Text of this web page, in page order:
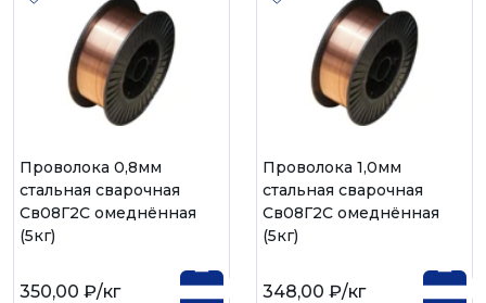
Проволока 0,8мм
стальная сварочная
Св08Г2С омеднённая
(5кг)
350,00 ₽/кг
Проволока 1,0мм
стальная сварочная
Св08Г2С омеднённая
(5кг)
348,00 ₽/кг